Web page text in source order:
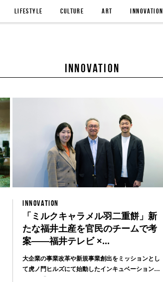
LIFESTYLE CULTURE ART INNOVATION
INNOVATION
INNOVATION
「ミルクキャラメル羽二重餅」新
たな福井土産を官民のチームで考
案——福井テレビ ×...
大企業の事業改革や新規事業創出をミッションとし
て虎ノ門ヒルズにて始動したインキュベーションセ